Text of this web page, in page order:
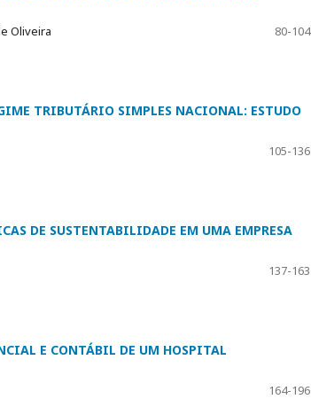
Oliveira
80-104
TRIBUTÁRIO SIMPLES NACIONAL: ESTUDO
105-136
DE SUSTENTABILIDADE EM UMA EMPRESA
137-163
E CONTÁBIL DE UM HOSPITAL
164-196